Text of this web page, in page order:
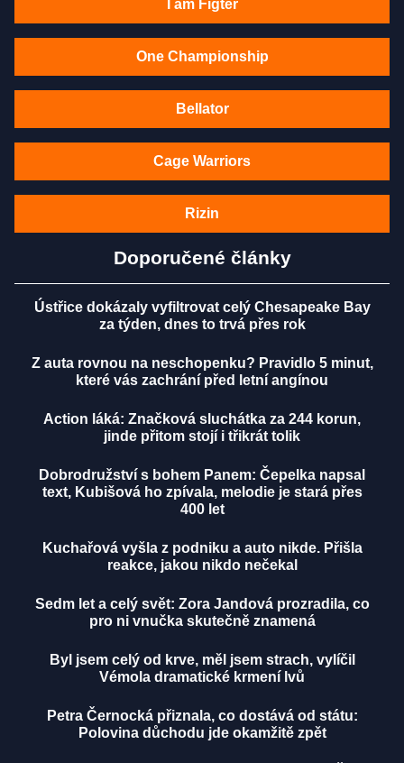
I am Figter
One Championship
Bellator
Cage Warriors
Rizin
Doporučené články
Ústřice dokázaly vyfiltrovat celý Chesapeake Bay
za týden, dnes to trvá přes rok
Z auta rovnou na neschopenku? Pravidlo 5 minut,
které vás zachrání před letní angínou
Action láká: Značková sluchátka za 244 korun,
jinde přitom stojí i třikrát tolik
Dobrodružství s bohem Panem: Čepelka napsal
text, Kubišová ho zpívala, melodie je stará přes
400 let
Kuchařová vyšla z podniku a auto nikde. Přišla
reakce, jakou nikdo nečekal
Sedm let a celý svět: Zora Jandová prozradila, co
pro ni vnučka skutečně znamená
Byl jsem celý od krve, měl jsem strach, vylíčil
Vémola dramatické krmení lvů
Petra Černocká přiznala, co dostává od státu:
Polovina důchodu jde okamžitě zpět